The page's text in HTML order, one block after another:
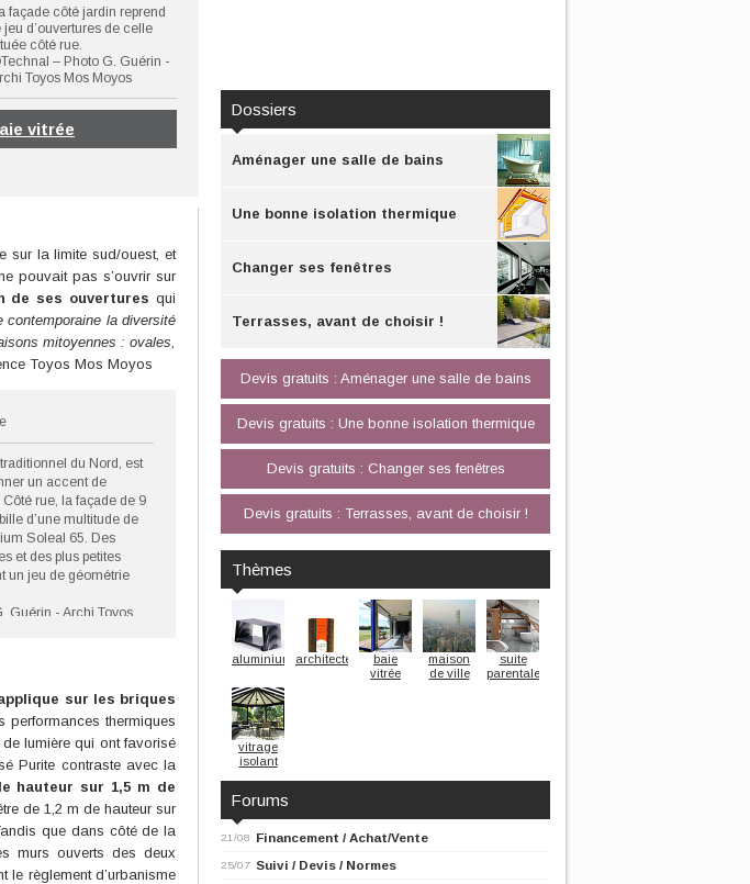
façade côté jardin reprend
jeu d’ouvertures de celle
côté rue.
– Photo G. Guérin -
Toyos Mos Moyos
vitrée
sur la limite sud/ouest, et
pouvait pas s’ouvrir sur
de ses ouvertures qui
contemporaine la diversité
mitoyennes : ovales,
Toyos Mos Moyos
du Nord, est
un accent de
rue, la façade de 9
d’une multitude de
Soleal 65. Des
et des plus petites
un jeu de géométrie
Guérin - Archi Toyos
sur les briques
performances thermiques
lumière qui ont favorisé
Purite contraste avec la
hauteur sur 1,5 m de
de 1,2 m de hauteur sur
que dans côté de la
murs ouverts des deux
le règlement d’urbanisme
Dossiers
Aménager une salle de bains
Une bonne isolation thermique
Changer ses fenêtres
Terrasses, avant de choisir !
Devis gratuits : Aménager une salle de bains
Devis gratuits : Une bonne isolation thermique
Devis gratuits : Changer ses fenêtres
Devis gratuits : Terrasses, avant de choisir !
Thèmes
aluminium architecte
baie
vitrée
maison
de ville
suite
parentale
vitrage
isolant
Forums
21/08 Financement / Achat/Vente
25/07 Suivi / Devis / Normes